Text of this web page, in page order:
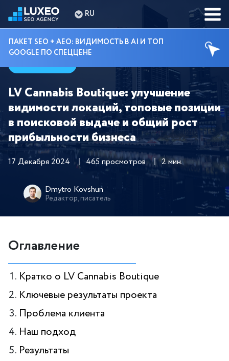
RU
ПАКЕТ SEO + AEO: ВИДИМОСТЬ В AI И ТОП
GOOGLE ПО СПЕЦЦЕНЕ
Кейсы
LV Cannabis Boutique: улучшение
видимости локаций, топовые позиции
в поисковой выдаче и общий рост
прибыльности бизнеса
17 Декабря 2024 465 просмотров 2 мин.
Dmytro Kovshun
Редактор, писатель
Оглавление
Кратко о LV Cannabis Boutique
Ключевые результаты проекта
Проблема клиента
Наш подход
Результаты